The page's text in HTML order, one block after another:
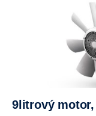
9litrový